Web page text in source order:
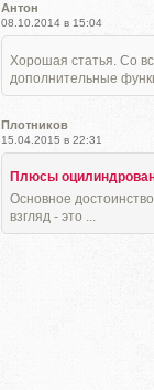
Антон
08.10.2014 в 15:04
Хорошая статья. Со
дополнительные
Плотников
15.04.2015 в 22:31
Плюсы
Основное
взгляд - это ...